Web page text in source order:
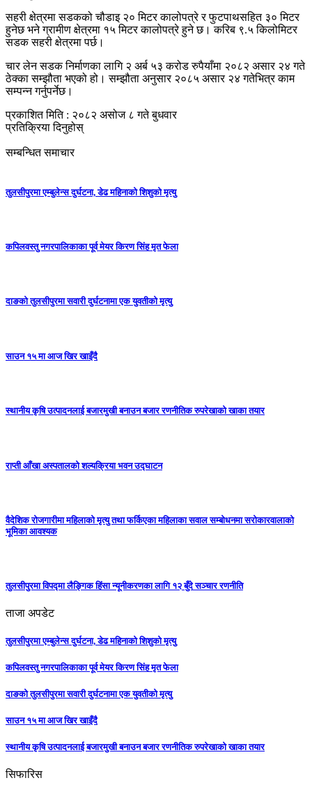
सहरी क्षेत्रमा सडकको चौडाइ २० मिटर कालोपत्रे र फुटपाथसहित ३० मिटर
हुनेछ भने ग्रामीण क्षेत्रमा १५ मिटर कालोपत्रे हुने छ। करिब ९.५ किलोमिटर
सडक सहरी क्षेत्रमा पर्छ।
चार लेन सडक निर्माणका लागि २ अर्ब ५३ करोड रुपैयाँमा २०८२ असार २४ गते
ठेक्का सम्झौता भएको हो। सम्झौता अनुसार २०८५ असार २४ गतेभित्र काम
सम्पन्न गर्नुपर्नेछ।
प्रकाशित मिति : २०८२ असोज ८ गते बुधवार
प्रतिक्रिया दिनुहोस्
सम्बन्धित समाचार
तुलसीपुरमा एम्बुलेन्स दुर्घटना, डेढ महिनाको शिशुको मृत्यु
कपिलवस्तु नगरपालिकाका पूर्व मेयर किरण सिंह मृत फेला
दाङको तुलसीपुरमा सवारी दुर्घटनामा एक युवतीको मृत्यु
साउन १५ मा आज खिर खाइँदै
स्थानीय कृषि उत्पादनलाई बजारमुखी बनाउन बजार रणनीतिक रुपरेखाको खाका तयार
राप्ती आँखा अस्पतालको शल्यक्रिया भवन उद्घाटन
वैदेशिक रोजगारीमा महिलाको मृत्यु तथा फर्किएका महिलाका सवाल सम्बोधनमा सरोकारवालाको
भूमिका आवश्यक
तुलसीपुरमा विपद्मा लैङ्गिक हिंसा न्यूनीकरणका लागि १२ बुँदे सञ्चार रणनीति
ताजा अपडेट
तुलसीपुरमा एम्बुलेन्स दुर्घटना, डेढ महिनाको शिशुको मृत्यु
कपिलवस्तु नगरपालिकाका पूर्व मेयर किरण सिंह मृत फेला
दाङको तुलसीपुरमा सवारी दुर्घटनामा एक युवतीको मृत्यु
साउन १५ मा आज खिर खाइँदै
स्थानीय कृषि उत्पादनलाई बजारमुखी बनाउन बजार रणनीतिक रुपरेखाको खाका तयार
सिफारिस